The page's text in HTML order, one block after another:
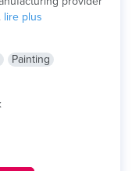
lire plus
Painting